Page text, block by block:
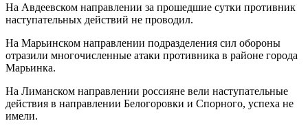
На Авдеевском направлении за прошедшие сутки противник
наступательных действий не проводил.
На Марьинском направлении подразделения сил обороны
отразили многочисленные атаки противника в районе города
Марьинка.
На Лиманском направлении россияне вели наступательные
действия в направлении Белогоровки и Спорного, успеха не
имели.